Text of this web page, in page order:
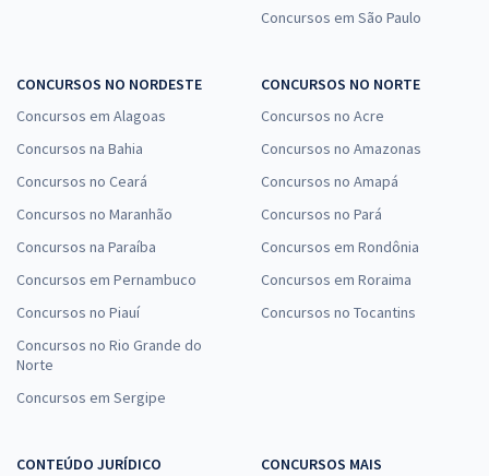
Concursos em São Paulo
CONCURSOS NO NORDESTE
Concursos em Alagoas
Concursos na Bahia
Concursos no Ceará
Concursos no Maranhão
Concursos na Paraíba
Concursos em Pernambuco
Concursos no Piauí
Concursos no Rio Grande do
Norte
Concursos em Sergipe
CONCURSOS NO NORTE
Concursos no Acre
Concursos no Amazonas
Concursos no Amapá
Concursos no Pará
Concursos em Rondônia
Concursos em Roraima
Concursos no Tocantins
CONTEÚDO JURÍDICO
CONCURSOS MAIS